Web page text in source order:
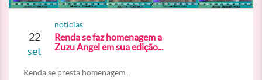
22
set
noticias
Renda se faz homenagem a
Zuzu Angel em sua edição...
Renda se presta homenagem...